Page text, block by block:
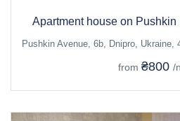
Apartment house on Pushkin
Pushkin Avenue, 6b, Dnipro, Ukraine,
from ₴800 /